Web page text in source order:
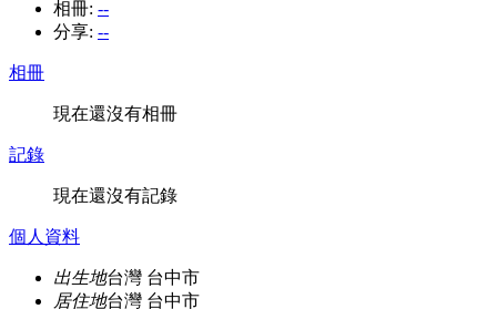
相冊: --
分享: --
相冊
現在還沒有相冊
記錄
現在還沒有記錄
個人資料
出生地台灣 台中市
居住地台灣 台中市